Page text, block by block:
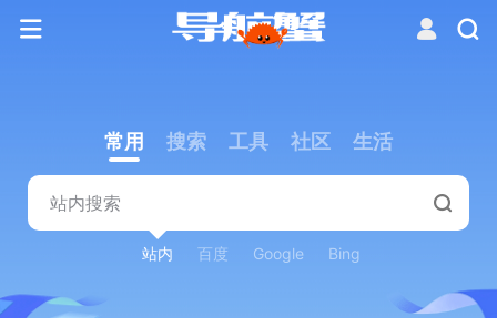
常用 搜索 工具 社区 生活
站内 百度 Google Bing